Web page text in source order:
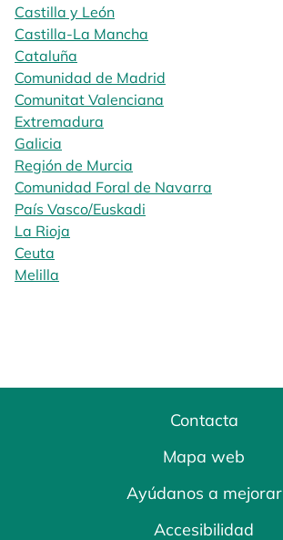
Castilla y León
Castilla-La Mancha
Cataluña
Comunidad de Madrid
Comunitat Valenciana
Extremadura
Galicia
Región de Murcia
Comunidad Foral de Navarra
País Vasco/Euskadi
La Rioja
Ceuta
Melilla
Contacta
Mapa web
Ayúdanos a mejorar
Accesibilidad